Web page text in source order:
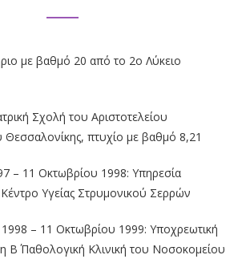
µε βαθµό 20 από το 2ο Λύκειο
Σχολή του Αριστοτελείου
Θεσσαλονίκης, πτυχίο µε βαθµό 8,21
– 11 Οκτωβρίου 1998: Υπηρεσία
Υγείας Στρυµονικού Σερρών
– 11 Οκτωβρίου 1999: Yποχρεωτική
Β΄ Παθολογική Κλινική του Νοσοκοµείου